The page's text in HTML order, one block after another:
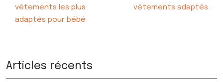
vêtements les plus
adaptés pour bébé
vêtements adaptés
Articles récents